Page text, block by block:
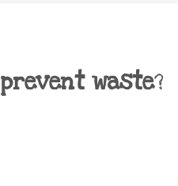
prevent waste?